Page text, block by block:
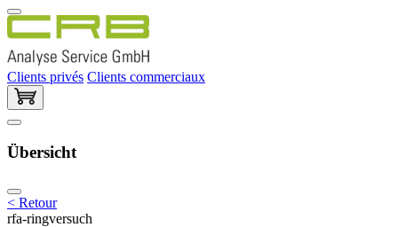
Clients privés Clients commerciaux
Übersicht
< Retour
rfa-ringversuch